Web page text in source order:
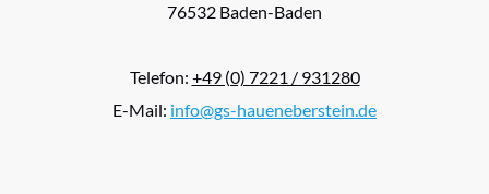
76532 Baden-Baden
Telefon: +49 (0) 7221 / 931280
E-Mail: info@gs-haueneberstein.de